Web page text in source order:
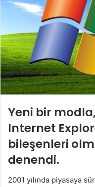
Yeni bir
Internet
bileşenleri
denendi.
2001 yılında piyasaya